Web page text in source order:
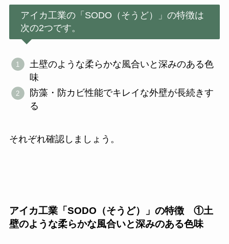
アイカ工業の「SODO（そうど）」の特徴は
次の2つです。
土壁のような柔らかな風合いと深みのある色
味
防藻・防カビ性能でキレイな外壁が長続きす
る
それぞれ確認しましょう。
アイカ工業「SODO（そうど）」の特徴 ①土
壁のような柔らかな風合いと深みのある色味